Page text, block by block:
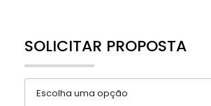
SOLICITAR PROPOSTA